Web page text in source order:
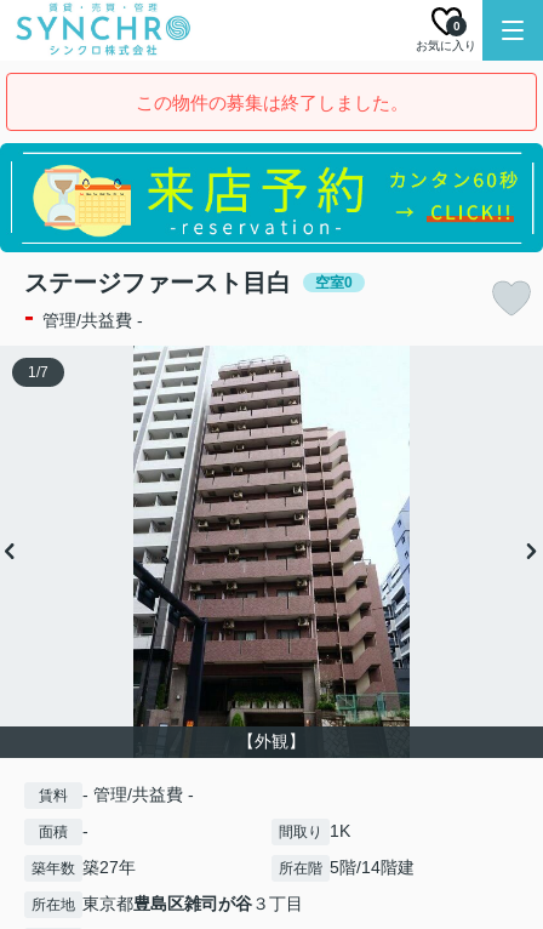
お気に入り
0
この物件の募集は終了しました。
ステージファースト目白 空室0
- 管理/共益費 -
【外観】
1 /7
賃料 - 管理/共益費 -
面積 - 間取り 1K
築年数 築27年 所在階 5階/14階建
所在地 東京都豊島区雑司が谷３丁目